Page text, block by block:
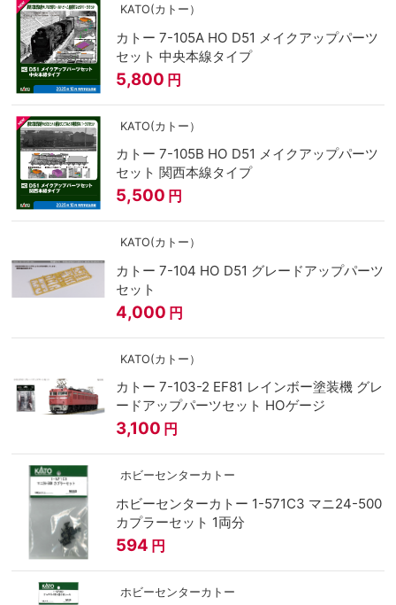
KATO(カトー）
カトー 7-105A HO D51 メイクアップパーツ
セット 中央本線タイプ
5,800 円
KATO(カトー）
カトー 7-105B HO D51 メイクアップパーツ
セット 関西本線タイプ
5,500 円
KATO(カトー）
カトー 7-104 HO D51 グレードアップパーツ
セット
4,000 円
KATO(カトー）
カトー 7-103-2 EF81 レインボー塗装機 グレ
ードアップパーツセット HOゲージ
3,100 円
ホビーセンターカトー
ホビーセンターカトー 1-571C3 マニ24-500
カプラーセット 1両分
594 円
ホビーセンターカトー